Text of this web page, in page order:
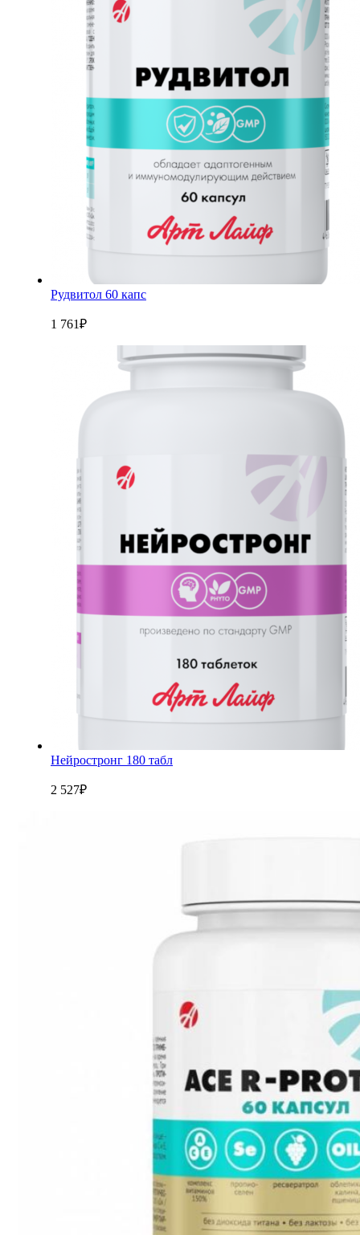
Рудвитол 60 капс
1 761₽
Нейростронг 180 табл
2 527₽